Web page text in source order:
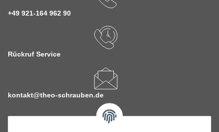
+49 921-164 962 90
Rückruf Service
kontakt@theo-schrauben.de